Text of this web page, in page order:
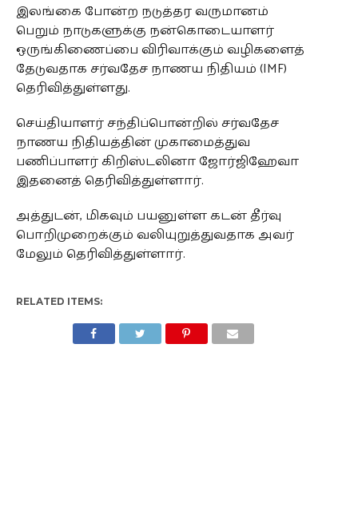
இலங்கை போன்ற நடுத்தர வருமானம்
பெறும் நாடுகளுக்கு நன்கொடையாளர்
ஒருங்கிணைப்பை விரிவாக்கும் வழிகளைத்
தேடுவதாக சர்வதேச நாணய நிதியம் (IMF)
தெரிவித்துள்ளது.
செய்தியாளர் சந்திப்பொன்றில் சர்வதேச
நாணய நிதியத்தின் முகாமைத்துவ
பணிப்பாளர் கிறிஸ்டலினா ஜோர்ஜிஹேவா
இதனைத் தெரிவித்துள்ளார்.
அத்துடன், மிகவும் பயனுள்ள கடன் தீர்வு
பொறிமுறைக்கும் வலியுறுத்துவதாக அவர்
மேலும் தெரிவித்துள்ளார்.
RELATED ITEMS: